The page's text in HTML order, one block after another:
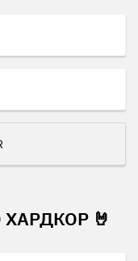
🤘